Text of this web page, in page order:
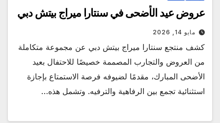
عروض عيد الأضحى في سنتارا ميراج بيتش دبي
مايو 14, 2026
كشف منتجع سنتارا ميراج بيتش دبي عن مجموعة متكاملة
من العروض والتجارب المصممة خصيصًا للاحتفال بعيد
الأضحى المبارك، مقدمًا لضيوفه فرصة الاستمتاع بإجازة
استثنائية تجمع بين الرفاهية والترفيه. وتشمل هذه…